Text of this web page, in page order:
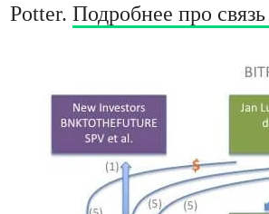
Potter. Подробнее про